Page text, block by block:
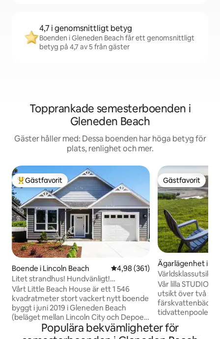
4,7 i genomsnittligt betyg
Boenden i Gleneden Beach får ett genomsnittligt
betyg på 4,7 av 5 från gäster
Topprankade semesterboenden i
Gleneden Beach
Gäster håller med: Dessa boenden har höga betyg för
plats, renlighet och mer.
Populär gästfavorit
Gästfavorit
Boende i Lincoln Beach 4,98 av 5 i genomsnittligt
4,98 (361)
Litet strandhus! Hundvänligt!
Promenera till stranden!
Vårt Little Beach House är ett 1 546
kvadratmeter stort vackert nytt boende
byggt i juni 2019 i Gleneden Beach
(beläget mellan Lincoln City och Depoe
promenad längst bort på vår gata. Gräv
Gästfavorit
Gästfavorit
Ägarlägenhet i
Världsklassutsikt:
Front Condo
Vår lilla STUDIO
utsikt över två
tidvattenpooler,
Forest, och är
skog. Det har: fullt utrustat kök, badrum,
Populära bekvämligheter för